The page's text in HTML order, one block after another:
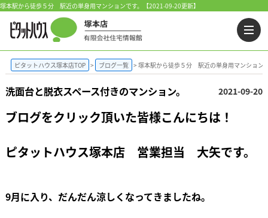
塚本駅から徒歩５分 駅近の単身用マンションです。【2021-09-20更新】
ピタットハウス塚本店TOP ブログ一覧 塚本駅から徒歩５分 駅近の単身用マンション
洗面台と脱衣スペース付きのマンション。 2021-09-20
ブログをクリック頂いた皆様こんにちは！
ピタットハウス塚本店 営業担当 大矢です。
9月に入り、だんだん涼しくなってきましたね。